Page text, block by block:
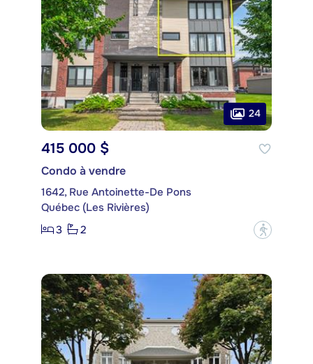
24
415 000 $
Condo à vendre
1642, Rue Antoinette-De Pons
Québec (Les Rivières)
3
2 ?